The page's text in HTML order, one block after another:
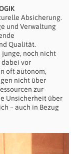
Absicherung.
und Verwaltung
Qualität.
noch nicht
vor
oft autonom,
nicht über
zur
Unsicherheit über
– auch in Bezug